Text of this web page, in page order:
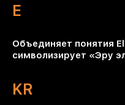
E
Объединяет понятия
символизирует «Эру
KR